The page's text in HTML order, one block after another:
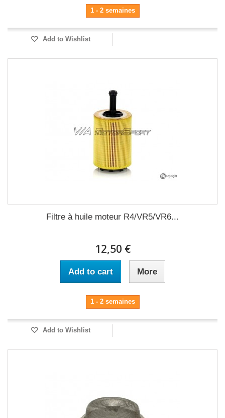
1 - 2 semaines
Add to Wishlist
Filtre à huile moteur R4/VR5/VR6...
12,50 €
Add to cart More
1 - 2 semaines
Add to Wishlist